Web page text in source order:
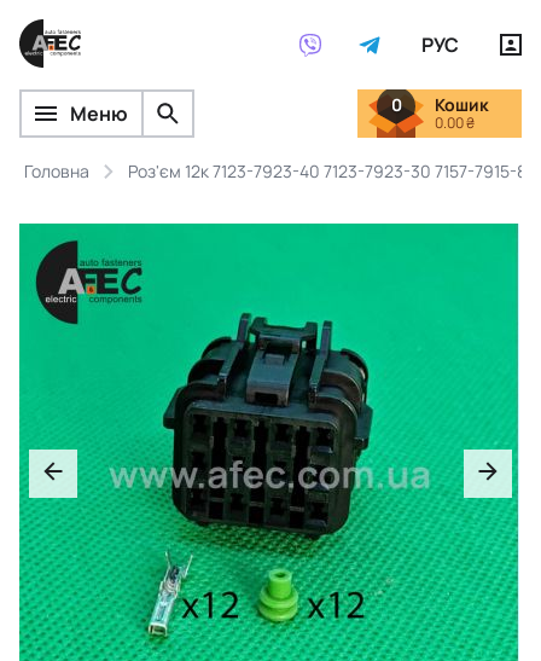
РУС
Меню 0 Кошик
0.00 ₴
Головна Роз'єм 12к 7123-7923-40 7123-7923-30 7157-7915-